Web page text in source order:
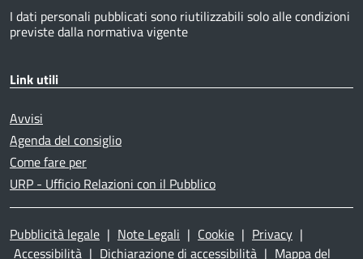
I dati personali pubblicati sono riutilizzabili solo alle condizioni
previste dalla normativa vigente
Link utili
Avvisi
Agenda del consiglio
Come fare per
URP - Ufficio Relazioni con il Pubblico
Pubblicità legale | Note Legali | Cookie | Privacy |
Accessibilità | Dichiarazione di accessibilità | Mappa del